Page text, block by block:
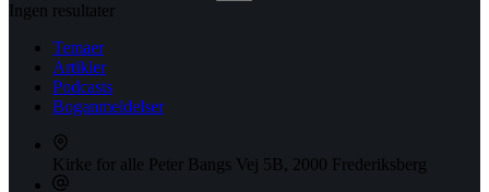
Ingen resultater
Temaer
Artikler
Podcasts
Boganmeldelser
Kirke for alle Peter Bangs Vej 5B, 2000 Frederiksberg